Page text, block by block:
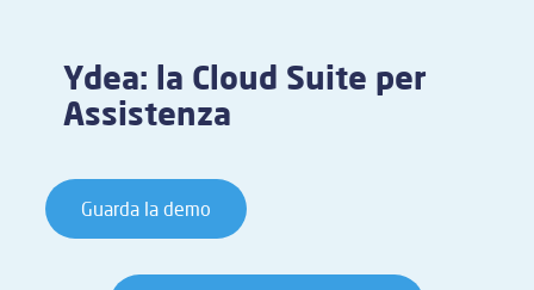
Ydea: la Cloud Suite per
Assistenza
Guarda la demo